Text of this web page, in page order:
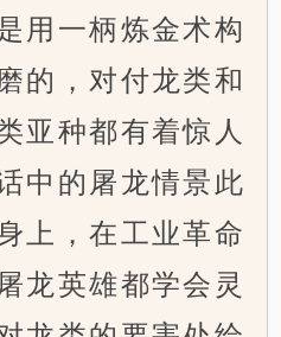
用一柄炼金术构
的，对付龙类和
亚种都有着惊人
中的屠龙情景此
上，在工业革命
龙英雄都学会灵